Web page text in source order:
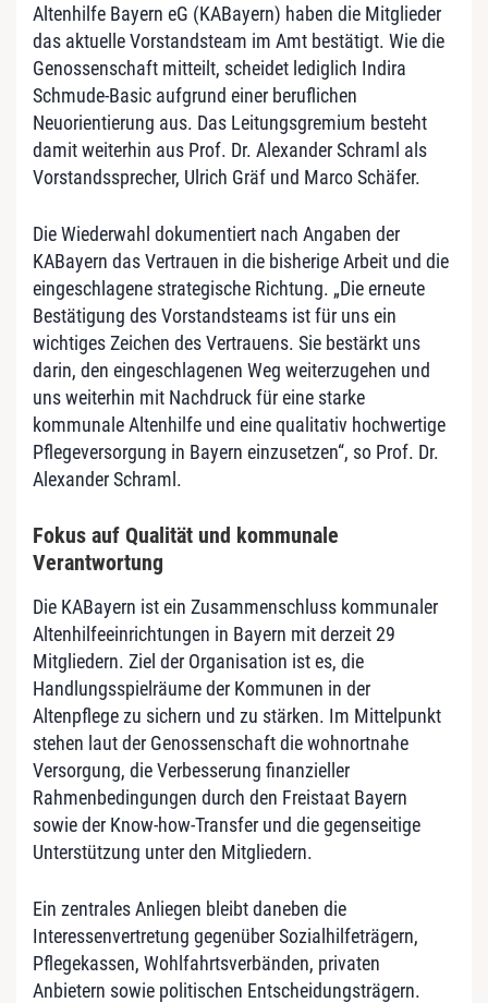
Altenhilfe Bayern eG (KABayern) haben die Mitglieder
das aktuelle Vorstandsteam im Amt bestätigt. Wie die
Genossenschaft mitteilt, scheidet lediglich Indira
Schmude-Basic aufgrund einer beruflichen
Neuorientierung aus. Das Leitungsgremium besteht
damit weiterhin aus Prof. Dr. Alexander Schraml als
Vorstandssprecher, Ulrich Gräf und Marco Schäfer.
Die Wiederwahl dokumentiert nach Angaben der
KABayern das Vertrauen in die bisherige Arbeit und die
eingeschlagene strategische Richtung. „Die erneute
Bestätigung des Vorstandsteams ist für uns ein
wichtiges Zeichen des Vertrauens. Sie bestärkt uns
darin, den eingeschlagenen Weg weiterzugehen und
uns weiterhin mit Nachdruck für eine starke
kommunale Altenhilfe und eine qualitativ hochwertige
Pflegeversorgung in Bayern einzusetzen“, so Prof. Dr.
Alexander Schraml.
Fokus auf Qualität und kommunale
Verantwortung
Die KABayern ist ein Zusammenschluss kommunaler
Altenhilfeeinrichtungen in Bayern mit derzeit 29
Mitgliedern. Ziel der Organisation ist es, die
Handlungsspielräume der Kommunen in der
Altenpflege zu sichern und zu stärken. Im Mittelpunkt
stehen laut der Genossenschaft die wohnortnahe
Versorgung, die Verbesserung finanzieller
Rahmenbedingungen durch den Freistaat Bayern
sowie der Know-how-Transfer und die gegenseitige
Unterstützung unter den Mitgliedern.
Ein zentrales Anliegen bleibt daneben die
Interessenvertretung gegenüber Sozialhilfeträgern,
Pflegekassen, Wohlfahrtsverbänden, privaten
Anbietern sowie politischen Entscheidungsträgern.